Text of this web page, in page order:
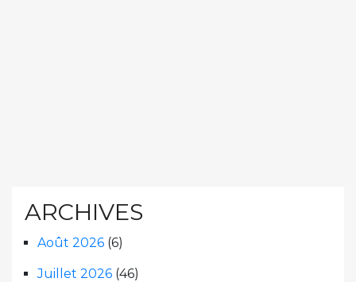
ARCHIVES
Août 2026 (6)
Juillet 2026 (46)